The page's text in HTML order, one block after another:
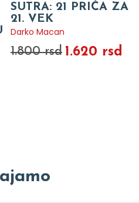
SUTRA: 21 PRIČA ZA
21. VEK
Darko Macan
1.800 rsd 1.620 rsd